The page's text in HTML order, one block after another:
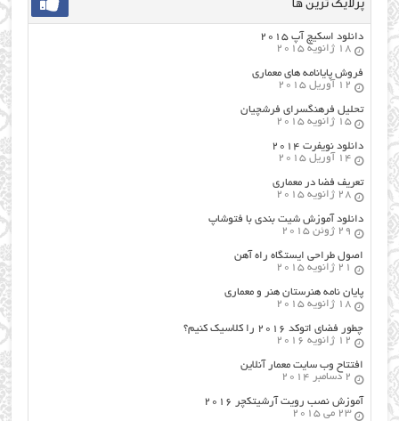
دانلود اسکیچ آپ ۲۰۱۵
18 ژانویه 2015
فروش پایانامه های معماری
12 آوریل 2015
تحلیل فرهنگسرای فرشچیان
15 ژانویه 2015
دانلود نویفرت ۲۰۱۴
14 آوریل 2015
تعریف فضا در معماری
28 ژانویه 2015
دانلود آموزش شیت بندی با فتوشاپ
29 ژوئن 2015
اصول طراحي ایستگاه راه آهن
21 ژانویه 2015
پایان نامه هنرستان هنر و معماري
18 ژانویه 2015
چطور فضای اتوکد ۲۰۱۶ را کلاسیک کنیم؟
12 ژانویه 2016
افتتاح وب سایت معمار آنلاین
2 دسامبر 2014
آموزش نصب رویت آرشیتکچر ۲۰۱۶
23 می 2015